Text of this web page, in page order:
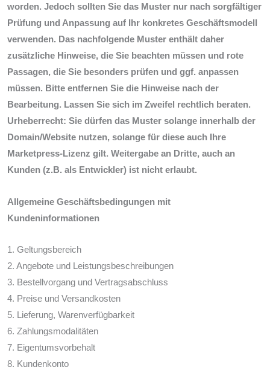
worden. Jedoch sollten Sie das Muster nur nach sorgfältiger
Prüfung und Anpassung auf Ihr konkretes Geschäftsmodell
verwenden. Das nachfolgende Muster enthält daher
zusätzliche Hinweise, die Sie beachten müssen und rote
Passagen, die Sie besonders prüfen und ggf. anpassen
müssen. Bitte entfernen Sie die Hinweise nach der
Bearbeitung. Lassen Sie sich im Zweifel rechtlich beraten.
Urheberrecht: Sie dürfen das Muster solange innerhalb der
Domain/Website nutzen, solange für diese auch Ihre
Marketpress-Lizenz gilt. Weitergabe an Dritte, auch an
Kunden (z.B. als Entwickler) ist nicht erlaubt.
Allgemeine Geschäftsbedingungen mit
Kundeninformationen
1. Geltungsbereich
2. Angebote und Leistungsbeschreibungen
3. Bestellvorgang und Vertragsabschluss
4. Preise und Versandkosten
5. Lieferung, Warenverfügbarkeit
6. Zahlungsmodalitäten
7. Eigentumsvorbehalt
8. Kundenkonto